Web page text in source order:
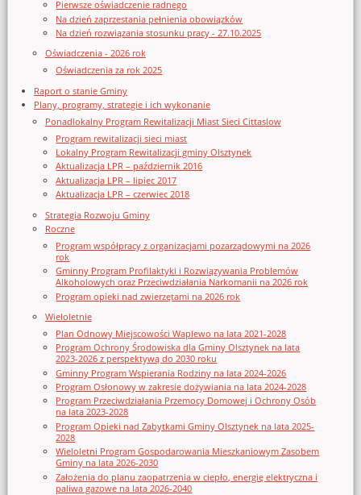
Pierwsze oświadczenie radnego
Na dzień zaprzestania pełnienia obowiązków
Na dzień rozwiązania stosunku pracy - 27.10.2025
Oświadczenia - 2026 rok
Oświadczenia za rok 2025
Raport o stanie Gminy
Plany, programy, strategie i ich wykonanie
Ponadlokalny Program Rewitalizacji Miast Sieci Cittaslow
Program rewitalizacji sieci miast
Lokalny Program Rewitalizacji gminy Olsztynek
Aktualizacja LPR – październik 2016
Aktualizacja LPR – lipiec 2017
Aktualizacja LPR – czerwiec 2018
Strategia Rozwoju Gminy
Roczne
Program współpracy z organizacjami pozarządowymi na 2026
rok
Gminny Program Profilaktyki i Rozwiązywania Problemów
Alkoholowych oraz Przeciwdziałania Narkomanii na 2026 rok
Program opieki nad zwierzętami na 2026 rok
Wieloletnie
Plan Odnowy Miejscowości Waplewo na lata 2021-2028
Program Ochrony Środowiska dla Gminy Olsztynek na lata
2023-2026 z perspektywą do 2030 roku
Gminny Program Wspierania Rodziny na lata 2024-2026
Program Osłonowy w zakresie dożywiania na lata 2024-2028
Program Przeciwdziałania Przemocy Domowej i Ochrony Osób
na lata 2023-2028
Program Opieki nad Zabytkami Gminy Olsztynek na lata 2025-
2028
Wieloletni Program Gospodarowania Mieszkaniowym Zasobem
Gminy na lata 2026-2030
Założenia do planu zaopatrzenia w ciepło, energię elektryczna i
paliwa gazowe na lata 2026-2040